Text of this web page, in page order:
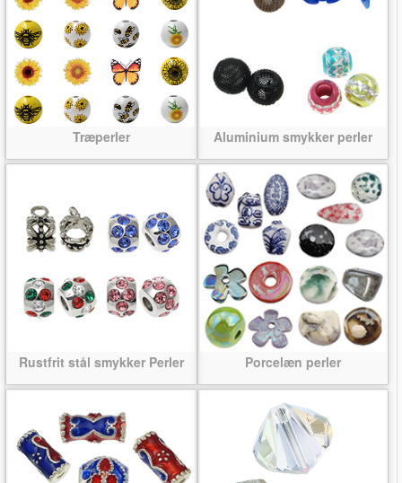
Træperler Aluminium smykker perler
Rustfrit stål smykker Perler Porcelæn perler